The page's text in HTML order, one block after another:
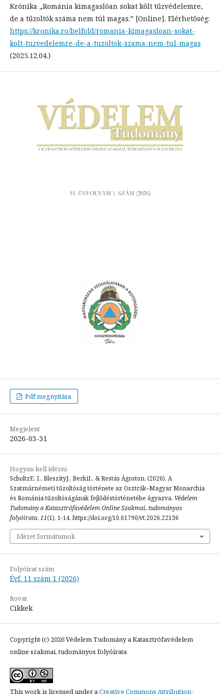
Krónika „Románia kimagaslóan sokat költ tűzvédelemre,
de a tűzoltók száma nem túl magas.” [Online]. Elérhetőség:
https://kronika.ro/belfold/romania-kimagasloan-sokat-
kolt-tuzvedelemre-de-a-tuzoltok-szama-nem-tul-magas
(2025.12.04.)
Pdf megnyitása
Megjelent
2026-03-31
Hogyan kell idézni
ScholtzE. I., BleszityJ., BerkiI., & Restás Ágoston. (2026). A
Szatmárnémeti tűzoltóság története az Osztrák–Magyar Monarchia
és Románia tűzoltóságának fejlődéstörténetébe ágyazva. Védelem
Tudomány a Katasztrófavédelem Online Szakmai, tudományos
folyóirata, 11(1), 1-14. https://doi.org/10.61790/vt.2026.22136
Idézet formátumok
Folyóirat szám
Évf. 11 szám 1 (2026)
Rovat
Cikkek
Copyright (c) 2026 Védelem Tudomány a Katasztrófavédelem
online szakmai, tudományos folyóirata
This work is licensed under aCreative Commons Attribution-